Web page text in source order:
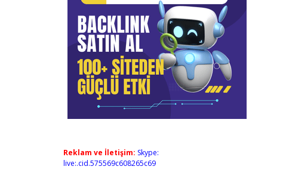
Reklam ve İletişim: Skype:
live:.cid.575569c608265c69